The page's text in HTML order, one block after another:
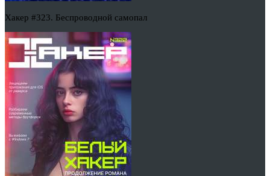
Хакер #323. Беспроводной самопал